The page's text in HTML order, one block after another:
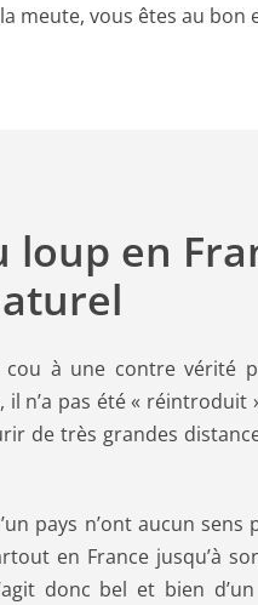
meute, vous êtes au bon
loup en
cou à une contre vérité
n’a pas été « réintroduit
de très grandes
pays n’ont aucun
en France jusqu’à
donc bel et bien